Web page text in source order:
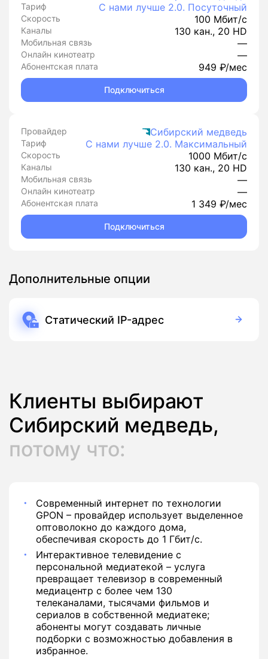
Тариф С нами лучше 2.0. Посуточный
Скорость 100 Мбит/с
Каналы 130 кан., 20 HD
Мобильная связь —
Онлайн кинотеатр —
Абонентская плата 949 ₽/мес
Подключиться
Провайдер Сибирский медведь
Тариф С нами лучше 2.0. Максимальный
Скорость 1000 Мбит/с
Каналы 130 кан., 20 HD
Мобильная связь —
Онлайн кинотеатр —
Абонентская плата 1 349 ₽/мес
Подключиться
Дополнительные опции
Статический IP-адрес
Клиенты выбирают
Сибирский медведь,
потому что:
Современный интернет по технологии
GPON – провайдер использует выделенное
оптоволокно до каждого дома,
обеспечивая скорость до 1 Гбит/с.
Интерактивное телевидение с
персональной медиатекой – услуга
превращает телевизор в современный
медиацентр с более чем 130
телеканалами, тысячами фильмов и
сериалов в собственной медиатеке;
абоненты могут создавать личные
подборки с возможностью добавления в
избранное.